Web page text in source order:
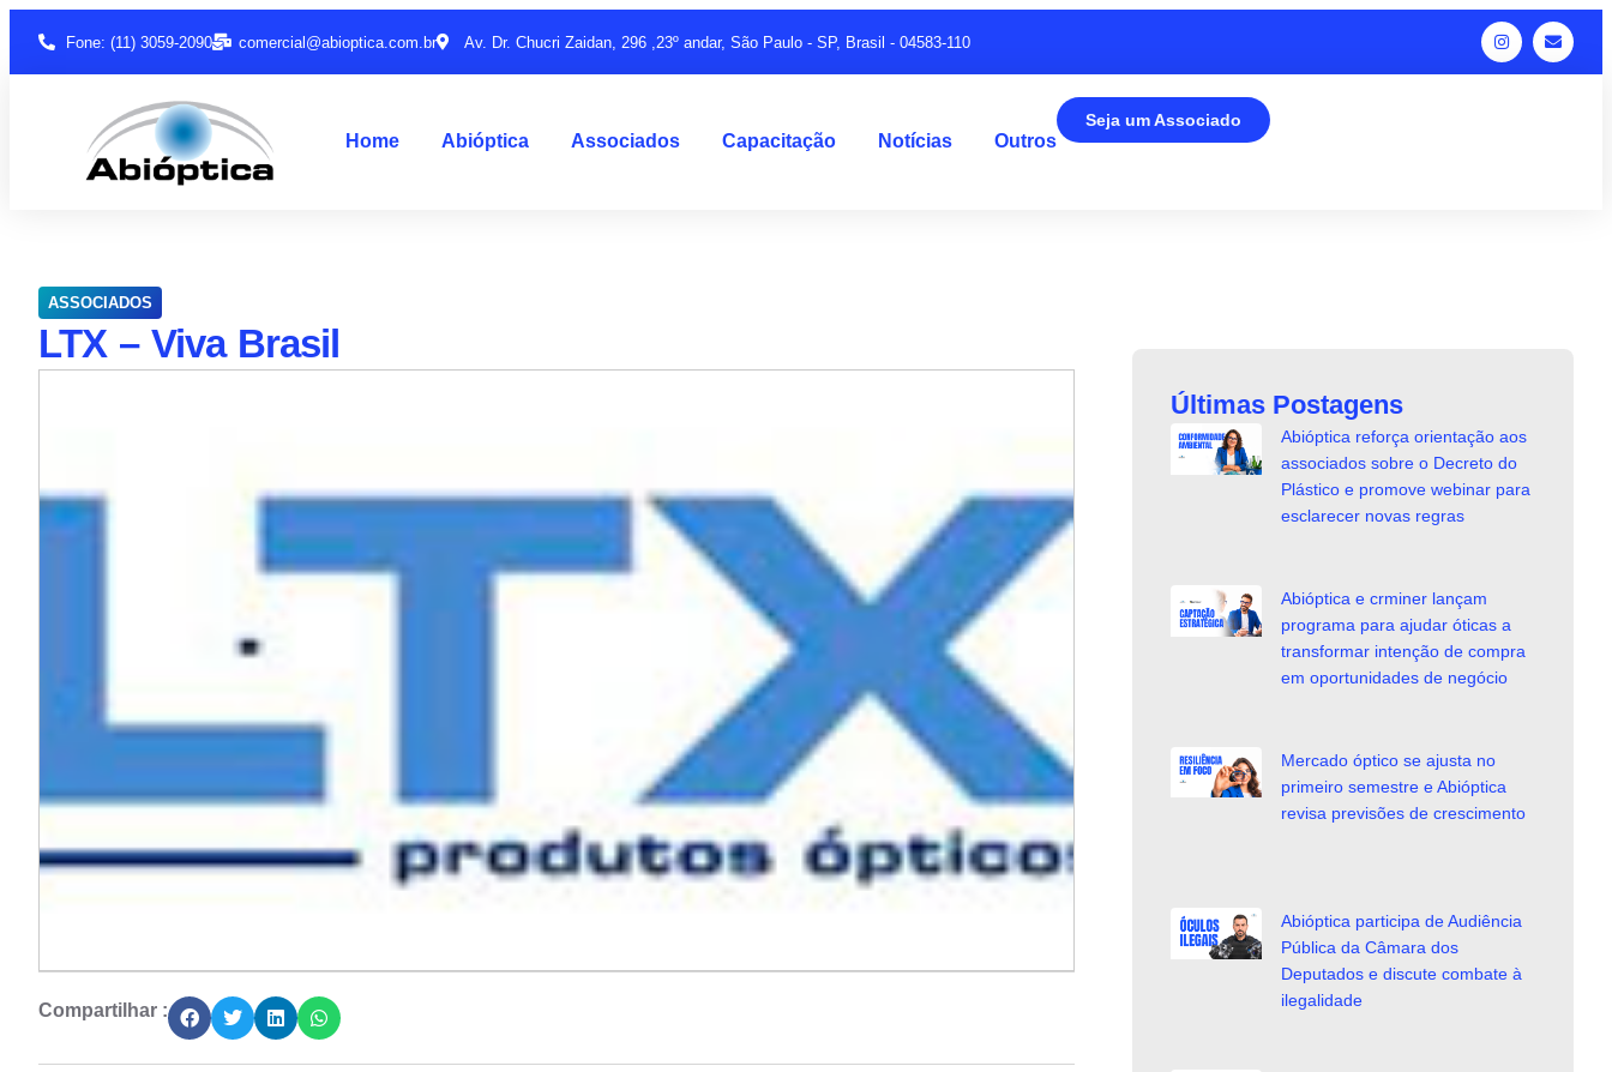
Fone: (11) 3059-2090 comercial@abioptica.com.br Av. Dr. Chucri Zaidan, 296 ,23º andar, São Paulo - SP, Brasil - 04583-110
Home Abióptica Associados Capacitação Notícias Outros
Seja um Associado
ASSOCIADOS
LTX – Viva Brasil
Compartilhar :
Últimas Postagens
Abióptica reforça orientação aos
associados sobre o Decreto do
Plástico e promove webinar para
esclarecer novas regras
Abióptica e crminer lançam
programa para ajudar óticas a
transformar intenção de compra
em oportunidades de negócio
Mercado óptico se ajusta no
primeiro semestre e Abióptica
revisa previsões de crescimento
Abióptica participa de Audiência
Pública da Câmara dos
Deputados e discute combate à
ilegalidade